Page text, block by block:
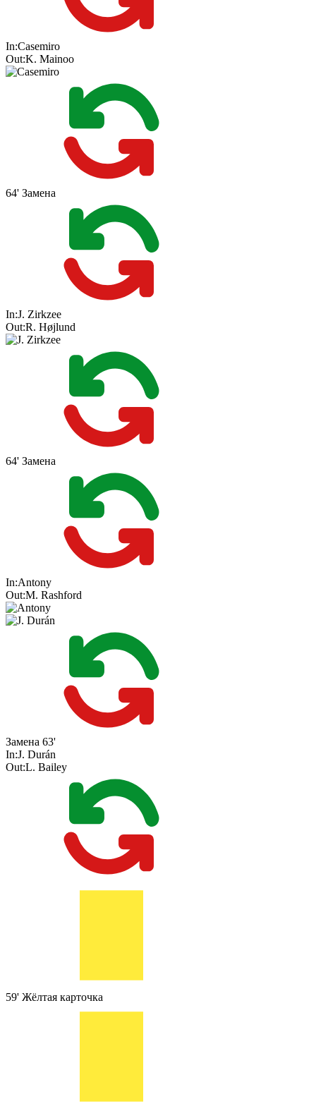
In:Casemiro
Out:K. Mainoo
64' Замена
In:J. Zirkzee
Out:R. Højlund
64' Замена
In:Antony
Out:M. Rashford
Замена 63'
In:J. Durán
Out:L. Bailey
59' Жёлтая карточка